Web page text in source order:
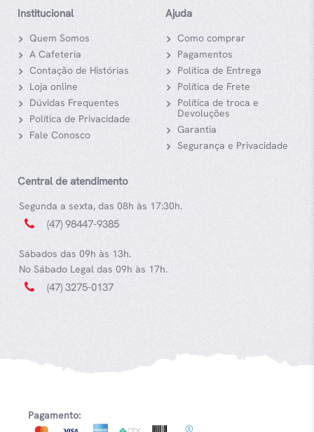
Institucional
Quem Somos
A Cafeteria
Contação de Histórias
Loja online
Dúvidas Frequentes
Política de Privacidade
Fale Conosco
Ajuda
Como comprar
Pagamentos
Política de Entrega
Política de Frete
Política de troca e
Devoluções
Garantia
Segurança e Privacidade
Central de atendimento
Segunda a sexta, das 08h às 17:30h.
(47) 98447-9385
Sábados das 09h às 13h.
No Sábado Legal das 09h às 17h.
(47) 3275-0137
Pagamento: